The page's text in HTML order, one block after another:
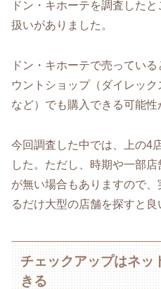
ドン・キホーテを調査した
扱いがありました。
ドン・キホーテで売ってい
ウントショップ（ダイレッ
など）でも購入できる可能性
今回調査した中では、上の4
した。ただし、時期や一部
が無い場合もありますので
るだけ大型の店舗を探すと良
チェックアップはネッ
きる